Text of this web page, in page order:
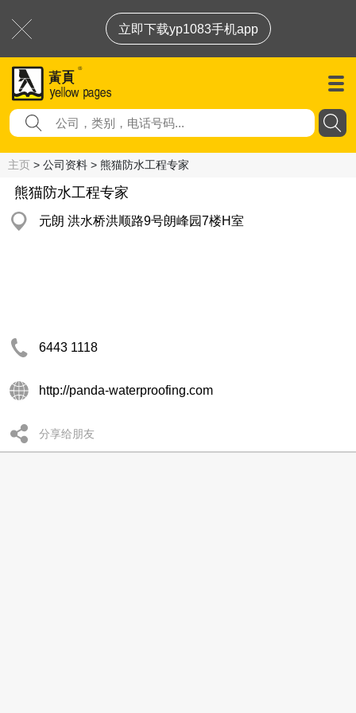
立即下载yp1083手机app
主页 > 公司资料 > 熊猫防水工程专家
熊猫防水工程专家
元朗 洪水桥洪顺路9号朗峰园7楼H室
6443 1118
http://panda-waterproofing.com
分享给朋友